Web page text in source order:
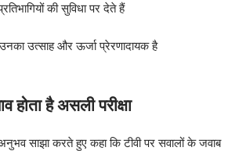
की सुविधा पर देते हैं
उत्साह और ऊर्जा प्रेरणादायक है
होता है असली परीक्षा
साझा करते हुए कहा कि टीवी पर सवालों के जवाब